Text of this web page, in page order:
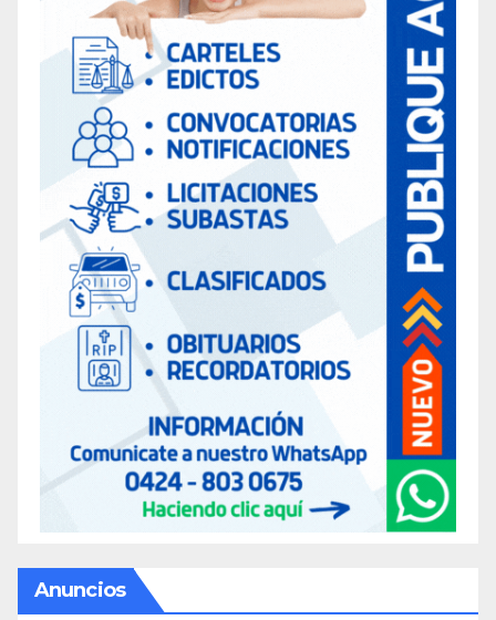
Anuncios